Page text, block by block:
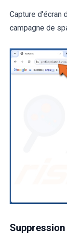
Capture d'écran
campagne de